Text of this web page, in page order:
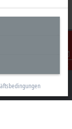
Kontakt